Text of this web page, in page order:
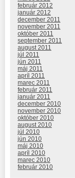
február 2012
január 2012
december 2011
november 2011
október 2011
september 2011
august 2011
júl 2011
jún 2011
máj 2011
apríl 2011
marec 2011
február 2011
január 2011
december 2010
november 2010
október 2010
august 2010
júl 2010
jún 2010
máj 2010
apríl 2010
marec 2010
február 2010